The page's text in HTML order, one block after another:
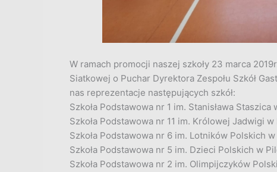
W ramach promocji naszej szkoły 23 marca
Siatkowej o Puchar Dyrektora Zespołu Szkół
nas reprezentacje następujących szkół:
Szkoła Podstawowa nr 1 im. Stanisława Staszica
Szkoła Podstawowa nr 11 im. Królowej Jadwigi w
Szkoła Podstawowa nr 6 im. Lotników Polskich
Szkoła Podstawowa nr 5 im. Dzieci Polskich w
Szkoła Podstawowa nr 2 im. Olimpijczyków